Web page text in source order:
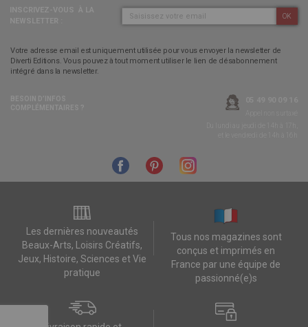
OK
Votre adresse email est uniquement utilisée pour vous envoyer la newsletter de
Diverti Editions. Vous pouvez à tout moment utiliser le lien de désabonnement
intégré dans la newsletter.
Les dernières nouveautés
Beaux-Arts, Loisirs Créatifs,
Jeux, Histoire, Sciences et Vie
pratique
Tous nos magazines sont
conçus et imprimés en
France par une équipe de
passionné(e)s